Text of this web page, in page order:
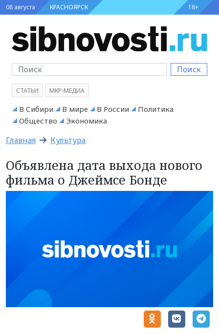
08 августа КРАСНОЯРСК 18+
Поиск
СТАТЬИ МКР-МЕДИА
В Сибири В мире В России
Политика
Общество
Экономика
Главная Культура
Объявлена дата выхода нового
фильма о Джеймсе Бонде